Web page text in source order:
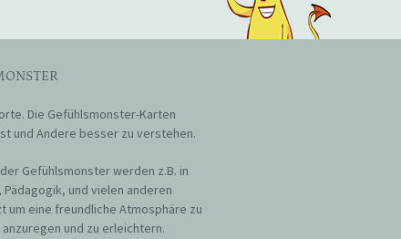
Die Gefühlsmonster-Karten
und Andere besser zu verstehen.
Gefühlsmonster werden z.B. in
und vielen anderen
um eine freundliche Atmosphäre zu
und zu erleichtern.